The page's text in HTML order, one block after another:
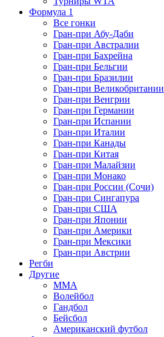
Формула 1
Все гонки
Гран-при Абу-Даби
Гран-при Австралии
Гран-при Бахрейна
Гран-при Бельгии
Гран-при Бразилии
Гран-при Великобритании
Гран-при Венгрии
Гран-при Германии
Гран-при Испании
Гран-при Италии
Гран-при Канады
Гран-при Китая
Гран-при Малайзии
Гран-при Монако
Гран-при России (Сочи)
Гран-при Сингапура
Гран-при США
Гран-при Японии
Гран-при Америки
Гран-при Мексики
Гран-при Австрии
Регби
Другие
MMA
Волейбол
Гандбол
Бейсбол
Американский футбол